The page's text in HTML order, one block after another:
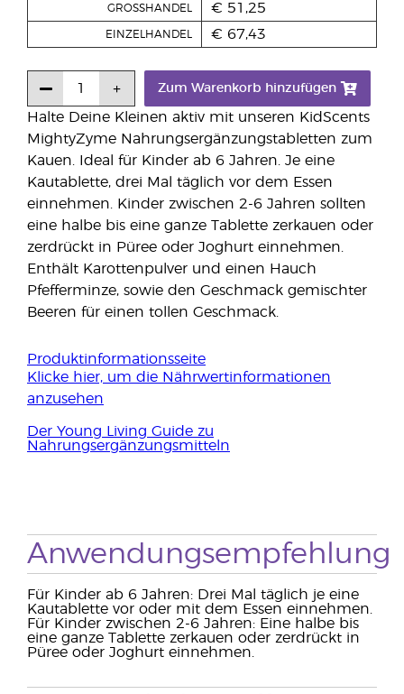
Halte Deine Kleinen aktiv mit unseren KidScents
MightyZyme Nahrungsergänzungstabletten zum
Kauen. Ideal für Kinder ab 6 Jahren. Je eine
Kautablette, drei Mal täglich vor dem Essen
einnehmen. Kinder zwischen 2-6 Jahren sollten
eine halbe bis eine ganze Tablette zerkauen oder
zerdrückt in Püree oder Joghurt einnehmen.
Enthält Karottenpulver und einen Hauch
Pfefferminze, sowie den Geschmack gemischter
Beeren für einen tollen Geschmack.
Produktinformationsseite
Klicke hier, um die Nährwertinformationen
anzusehen
Der Young Living Guide zu
Nahrungsergänzungsmitteln
GROSSHANDEL € 51,25
EINZELHANDEL € 67,43
Zum Warenkorb hinzufügen
Anwendungsempfehlung
Für Kinder ab 6 Jahren: Drei Mal täglich je eine
Kautablette vor oder mit dem Essen einnehmen.
Für Kinder zwischen 2-6 Jahren: Eine halbe bis
eine ganze Tablette zerkauen oder zerdrückt in
Püree oder Joghurt einnehmen.